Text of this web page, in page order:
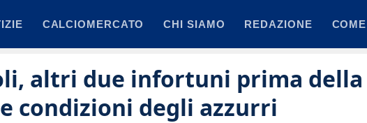
CALCIOMERCATO CHI SIAMO REDAZIONE
altri due infortuni prima della
condizioni degli azzurri